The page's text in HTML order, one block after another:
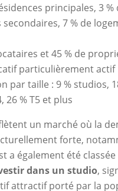
principales, 3 %
secondaires, 7 % de
et 45 % de
particulièrement actif
par taille : 9 % studios,
26 % T5 et plus
un marché où la
forte,
a également été classée
dans un studio,
attractif porté par la